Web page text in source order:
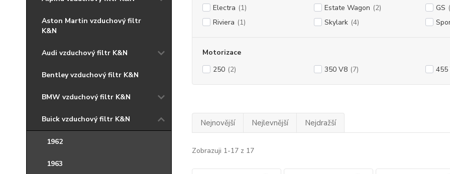
Aston Martin vzduchový filtr
K&N
Audi vzduchový filtr K&N
Bentley vzduchový filtr K&N
BMW vzduchový filtr K&N
Buick vzduchový filtr K&N
1962
1963
Electra (1) Estate Wagon (2) GS
Riviera (1) Skylark (4)
Motorizace
250 (2) 350 V8 (7) 455
Nejnovější Nejlevnější Nejdražší
Zobrazuji 1-17 z 17